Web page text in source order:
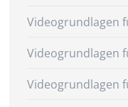
Videogrundlagen
Videogrundlagen
Videogrundlagen